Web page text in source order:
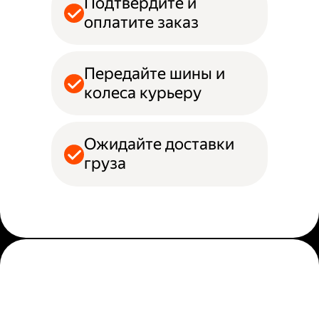
оплатите заказ
Передайте шины и
колеса курьеру
Ожидайте доставки
груза